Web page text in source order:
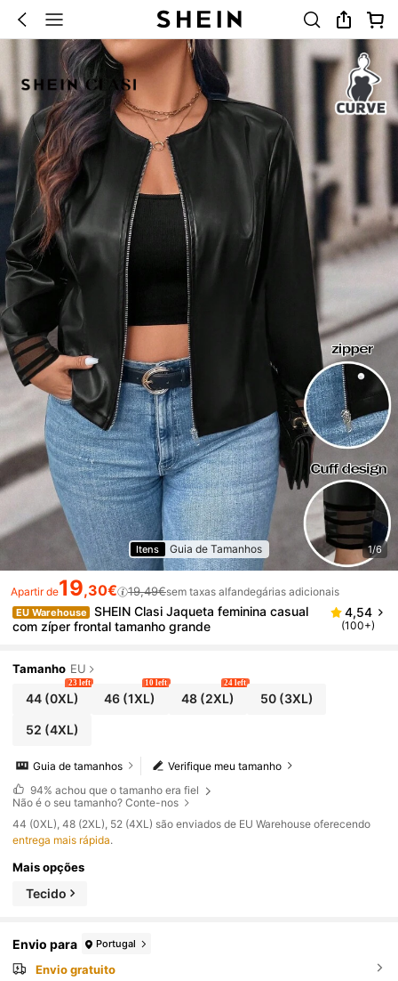
Itens Guia de Tamanhos 1/6
Apartir de19,30€ 19,49€sem taxas alfandegárias adicionais
EU Warehouse
SHEIN Clasi Jaqueta feminina casual
com zíper frontal tamanho grande
4,54
(100+)
Tamanho EU
44(0XL)
23 left
46 (1XL)
10 left
48(2XL)
24 left
50(3XL)
52 (4XL)
Verifique meu tamanho
Guia de tamanhos
94% achou que o tamanho era fiel
Não é o seu tamanho? Conte-nos
​44 (0XL), 48 (2XL), 52 (4XL) são enviados de EU Warehouse oferecendo
entrega mais rápida.
Mais opções
Tecido
Envio para Portugal
Envio gratuito